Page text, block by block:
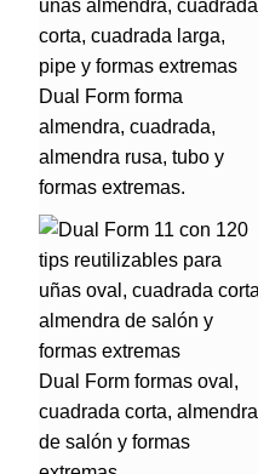
Dual Form forma
almendra, cuadrada,
almendra rusa, tubo y
formas extremas.
Dual Form formas oval,
cuadrada corta, almendra
de salón y formas